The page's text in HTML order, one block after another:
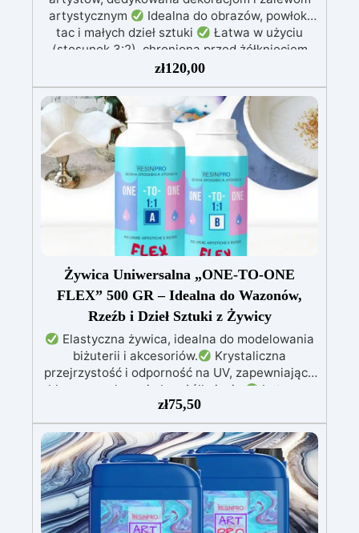
artystycznym
Idealna do obrazów, powłok,
tac i małych dzieł sztuki
Łatwa w użyciu
(stosunek 3:2), chroniona przed żółknięciem
dzięki specjalnym filtrom UV
nie kapie, utrzymując precyzyjne i czyste wzory
Utwardza się w 12-24 godziny, zapewniając
błyszczącą i lśniącą powierzchnię
zł120,00
Żywica Uniwersalna „ONE-TO-ONE
FLEX” 500 GR – Idealna do Wazonów,
Rzeźb i Dzieł Sztuki z Żywicy
Elastyczna żywica, idealna do modelowania
biżuterii i akcesoriów.
Krystaliczna
przejrzystość i odporność na UV, zapewniające
błyszczące kreacje bez żółknięcia.
Łatwa w
użyciu – proporcja mieszania 1:1 i długi czas
obróbki dla precyzyjnych detali.
Kompatybilna z barwnikami w paście i proszku,
umożliwiając nieskończone możliwości
personalizacji.
Bezpieczna i certyfikowana –
BPA Free, bez rozpuszczalników i
bezzapachowa, wyprodukowana w 100% we
Włoszech.
zł75,50